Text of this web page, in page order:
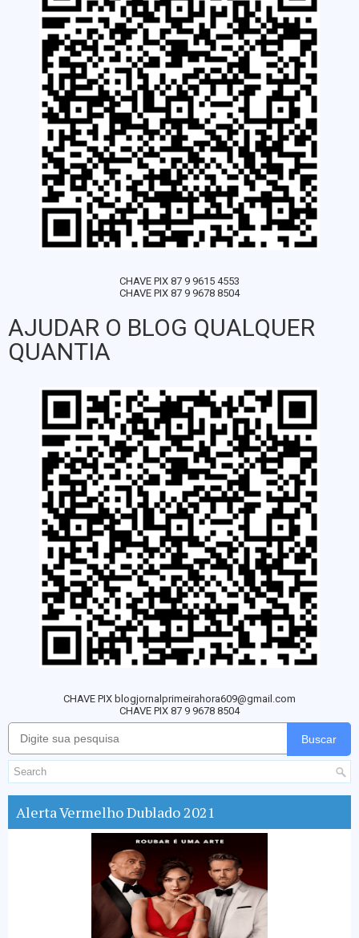
CHAVE PIX 87 9 9615 4553
CHAVE PIX 87 9 9678 8504
AJUDAR O BLOG QUALQUER
QUANTIA
CHAVE PIX blogjornalprimeirahora609@gmail.com
CHAVE PIX 87 9 9678 8504
Buscar
Alerta Vermelho Dublado 2021